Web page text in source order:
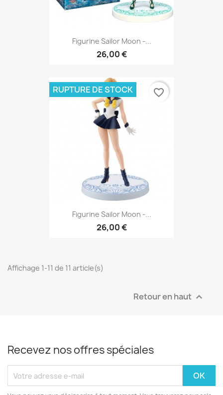
Figurine Sailor Moon -...
26,00 €
Figurine Sailor Moon -...
26,00 €
RUPTURE DE STOCK favorite_border
Affichage 1-11 de 11 article(s)
Retour en haut 
Recevez nos offres spéciales